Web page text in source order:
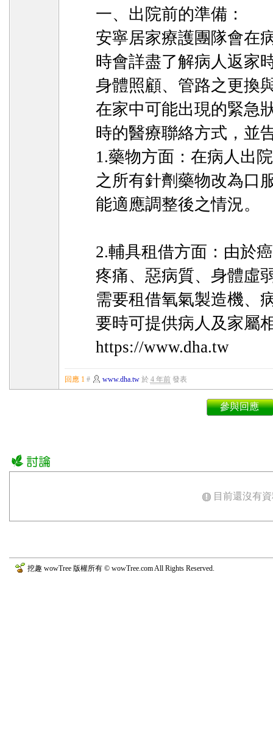
一、出院前的準備：
安寧居家療護團隊會在
時會詳盡了解病人返家
身體照顧、管路之更換
在家中可能出現的緊急
時的醫療聯絡方式，並
1.藥物方面：在病人出
之所有針劑藥物改為口
能適應調整後之情況。
2.輔具租借方面：由於
疼痛、惡病質、身體虛
需要租借氧氣製造機、
要時可提供病人及家屬
https://www.dha.tw
回應 1 # www.dha.tw於 4 年前發表
參與回應
目前還沒有
挖趣 wowTree 版權所有 © wowTree.com All Rights Reserved.